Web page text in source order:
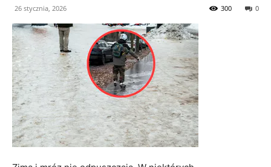
26 stycznia, 2026 0
300